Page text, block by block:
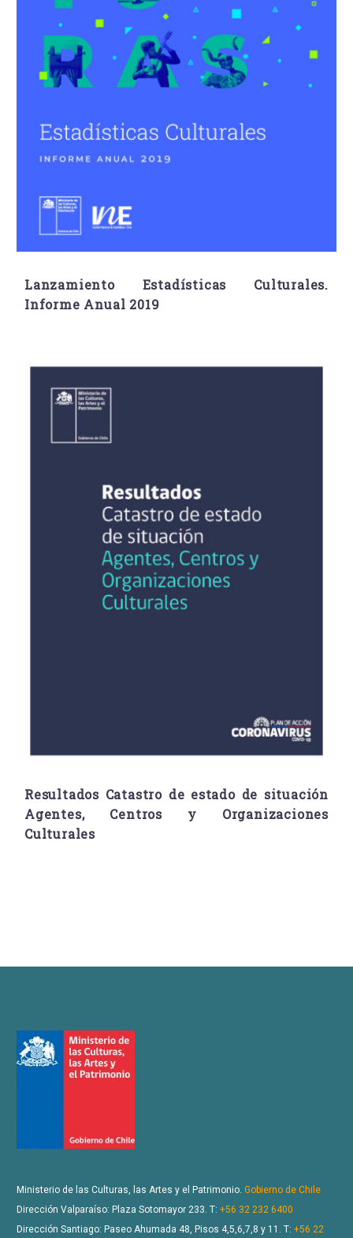
Lanzamiento Estadísticas Culturales.
Informe Anual 2019
Resultados Catastro de estado de situación
Agentes, Centros y Organizaciones
Culturales
Ministerio de las Culturas, las Artes y el Patrimonio. Gobierno de Chile
Dirección Valparaíso: Plaza Sotomayor 233. T: +56 32 232 6400
Dirección Santiago: Paseo Ahumada 48, Pisos 4,5,6,7,8 y 11. T: +56 22